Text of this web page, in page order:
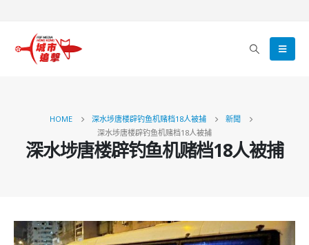
HOME 深水埗唐楼辟钓鱼机赌档18人被捕
新聞
深水埗唐楼辟钓鱼机赌档18人被捕
深水埗唐楼辟钓鱼机赌档18人被捕